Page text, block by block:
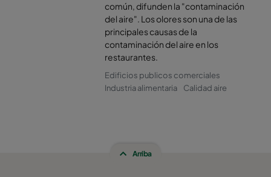
común, difunden la "contaminación
del aire". Los olores son una de las
principales causas de la
contaminación del aire en los
restaurantes.
Edificios publicos comerciales
Industria alimentaria
Calidad aire
Arriba